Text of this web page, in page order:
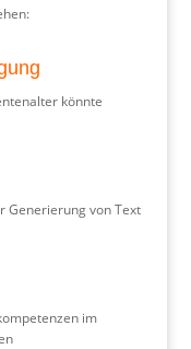
könnte
Generierung von Text
im